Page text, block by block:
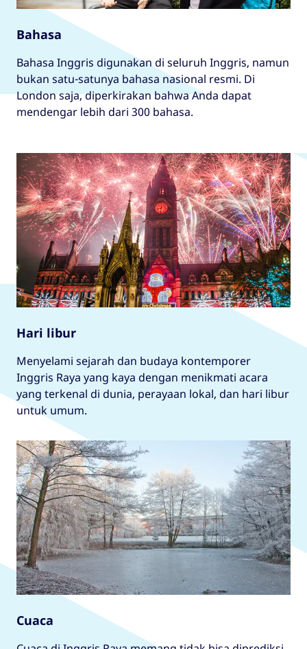
Bahasa
Bahasa Inggris digunakan di seluruh Inggris, namun
bukan satu-satunya bahasa nasional resmi. Di
London saja, diperkirakan bahwa Anda dapat
mendengar lebih dari 300 bahasa.
Hari libur
Menyelami sejarah dan budaya kontemporer
Inggris Raya yang kaya dengan menikmati acara
yang terkenal di dunia, perayaan lokal, dan hari libur
untuk umum.
Cuaca